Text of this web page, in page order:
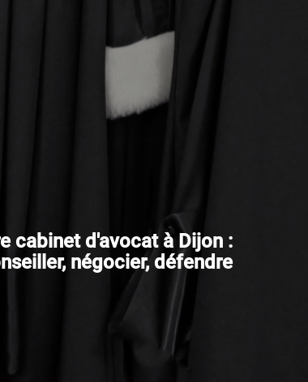
cabinet d'avocat à Dijon :
négocier, défendre